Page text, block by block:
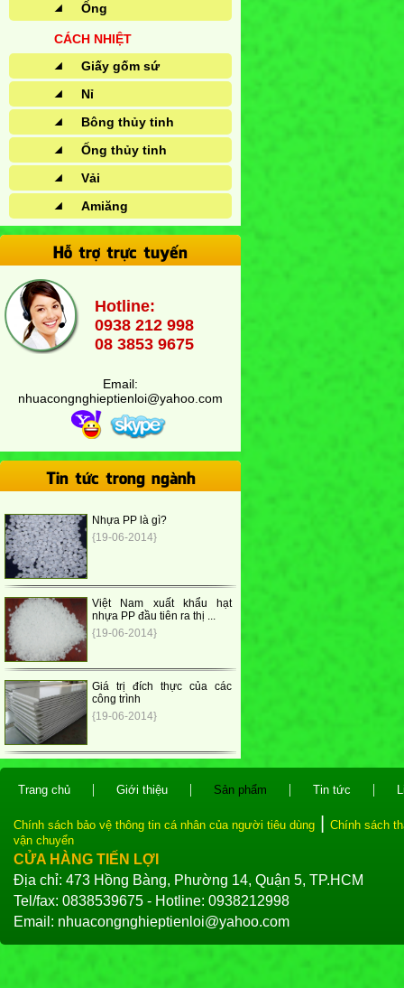
Ống
CÁCH NHIỆT
Giấy gốm sứ
Nỉ
Bông thủy tinh
Ống thủy tinh
Vải
Amiăng
Hỗ trợ trực tuyến
Hotline:
0938 212 998
08 3853 9675
Email:
nhuacongnghieptienloi@yahoo.com
Tin tức trong ngành
Nhựa PP là gì?
{19-06-2014}
Việt Nam xuất khẩu hạt
nhựa PP đầu tiên ra thị ...
{19-06-2014}
Giá trị đích thực của các
công trình
{19-06-2014}
Trang chủ | Giới thiệu | Sản phẩm | Tin tức |
Chính sách bảo vệ thông tin cá nhân của người tiêu dùng
Chính sách
vận chuyển
CỬA HÀNG TIẾN LỢI
Địa chỉ: 473 Hồng Bàng, Phường 14, Quận 5, TP.HCM
Tel/fax: 0838539675 - Hotline: 0938212998
Email: nhuacongnghieptienloi@yahoo.com